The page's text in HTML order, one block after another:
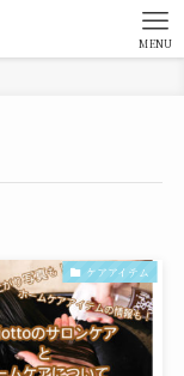
MENU
ケアアイテム